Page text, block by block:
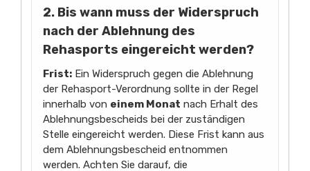
2. Bis wann muss der Widerspruch
nach der Ablehnung des
Rehasports eingereicht werden?
Frist: Ein Widerspruch gegen die Ablehnung
der Rehasport-Verordnung sollte in der Regel
innerhalb von einem Monat nach Erhalt des
Ablehnungsbescheids bei der zuständigen
Stelle eingereicht werden. Diese Frist kann aus
dem Ablehnungsbescheid entnommen
werden. Achten Sie darauf, die